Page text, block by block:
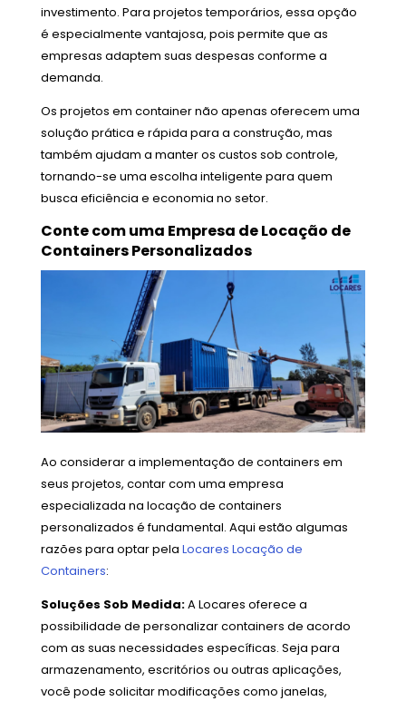
investimento. Para projetos temporários, essa opção
é especialmente vantajosa, pois permite que as
empresas adaptem suas despesas conforme a
demanda.
Os projetos em container não apenas oferecem uma
solução prática e rápida para a construção, mas
também ajudam a manter os custos sob controle,
tornando-se uma escolha inteligente para quem
busca eficiência e economia no setor.
Conte com uma Empresa de Locação de
Containers Personalizados
Ao considerar a implementação de containers em
seus projetos, contar com uma empresa
especializada na locação de containers
personalizados é fundamental. Aqui estão algumas
razões para optar pela Locares Locação de
Containers:
Soluções Sob Medida:A Locares oferece a
possibilidade de personalizar containers de acordo
com as suas necessidades específicas. Seja para
armazenamento, escritórios ou outras aplicações,
você pode solicitar modificações como janelas,